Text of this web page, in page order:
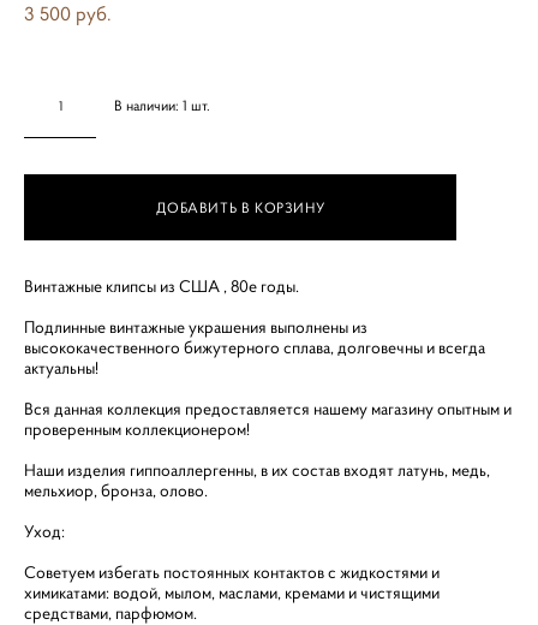
3 500 pуб.
В наличии: 1 шт.
ДОБАВИТЬ В КОРЗИНУ
Винтажные клипсы из США , 80е годы.
Подлинные винтажные украшения выполнены из
высококачественного бижутерного сплава, долговечны и всегда
актуальны!
Вся данная коллекция предоставляется нашему магазину опытным и
проверенным коллекционером!
Наши изделия гиппоаллергенны, в их состав входят латунь, медь,
мельхиор, бронза, олово.
Уход:
Советуем избегать постоянных контактов с жидкостями и
химикатами: водой, мылом, маслами, кремами и чистящими
средствами, парфюмом.